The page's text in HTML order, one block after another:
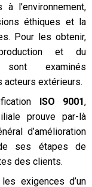
l’environnement,
éthiques et la
Pour les obtenir,
et du
sont examinés
acteurs extérieurs.
ISO 9001,
prouve par-là
d’amélioration
ses étapes de
des clients.
exigences d’un